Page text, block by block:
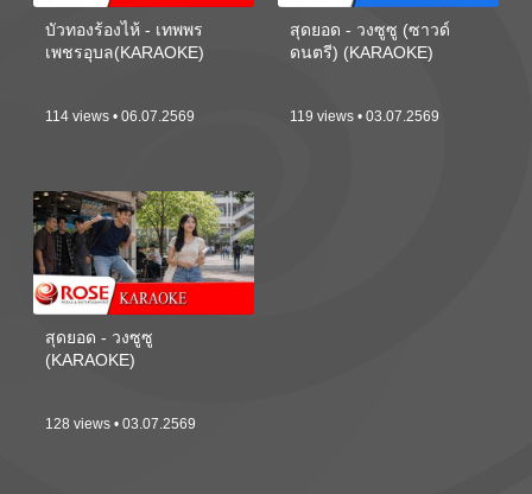
บัวทองร้องไห้ - เทพพร
เพชรอุบล(KARAOKE)
114 views • 06.07.2569
สุดยอด - วงซูซู (ซาวด์
ดนตรี) (KARAOKE)
119 views • 03.07.2569
สุดยอด - วงซูซู
(KARAOKE)
128 views • 03.07.2569